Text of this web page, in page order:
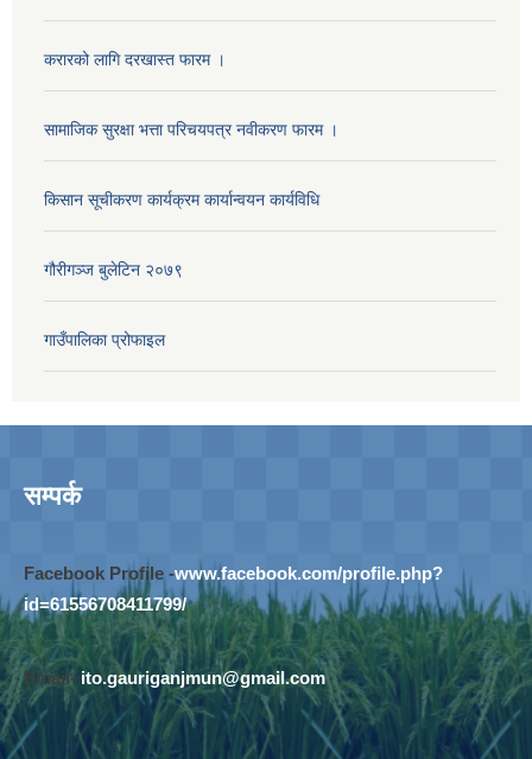
करारको लागि दरखास्त फारम ।
सामाजिक सुरक्षा भत्ता परिचयपत्र नवीकरण फारम ।
किसान सूचीकरण कार्यक्रम कार्यान्वयन कार्यविधि
गौरीगञ्‍ज बुलेटिन २०७९
गाउँपालिका प्रोफाइल
सम्पर्क
Facebook Profile -www.facebook.com/profile.php?
id=61556708411799/
Email- ito.gauriganjmun@gmail.com